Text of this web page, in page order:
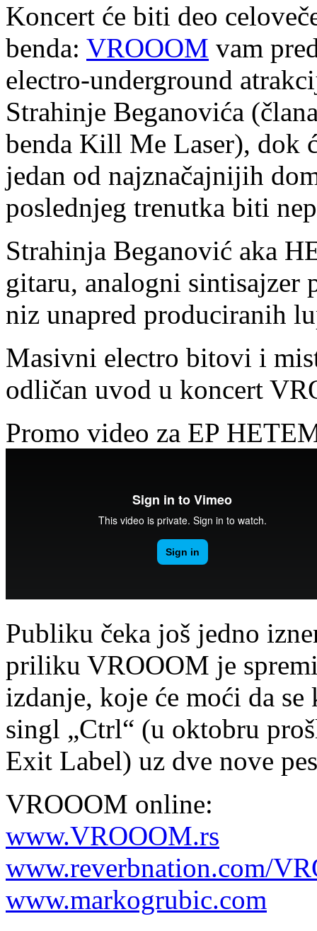
Koncert će biti deo
benda: VROOOM vam
electro-underground
Strаhinje Begаnovićа
benda Kill Me Lаser), dok
jedan od najznačajnijih
poslednjeg trenutka biti
Strаhinja Begаnović aka
gitаru, аnаlogni sintisаjzer
niz unаpred producirаnih
Masivni electro bitovi i
odličan uvod u koncert
Promo video za EP
Publiku čeka još jedno
priliku VROOOM je
izdanje, koje će moći da
singl „Ctrl“ (u oktobru
Exit Label) uz dve nove
VROOOM online:
www.VROOOM.rs
www.reverbnation.com/
www.markogrubic.com